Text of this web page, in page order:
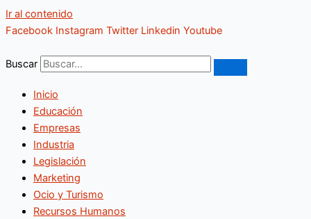
Ir al contenido
Facebook Instagram Twitter Linkedin Youtube
Buscar
Inicio
Educación
Empresas
Industria
Legislación
Marketing
Ocio y Turismo
Recursos Humanos